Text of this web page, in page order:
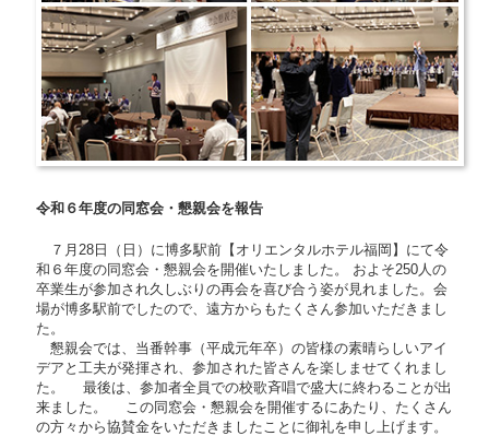
令和６年度の同窓会・懇親会を報告
７月28日（日）に博多駅前【オリエンタルホテル福岡】にて令
和６年度の同窓会・懇親会を開催いたしました。 およそ250人の
卒業生が参加され久しぶりの再会を喜び合う姿が見れました。会
場が博多駅前でしたので、遠方からもたくさん参加いただきまし
た。
懇親会では、当番幹事（平成元年卒）の皆様の素晴らしいアイ
デアと工夫が発揮され、参加された皆さんを楽しませてくれまし
た。 最後は、参加者全員での校歌斉唱で盛大に終わることが出
来ました。 この同窓会・懇親会を開催するにあたり、たくさん
の方々から協賛金をいただきましたことに御礼を申し上げます。